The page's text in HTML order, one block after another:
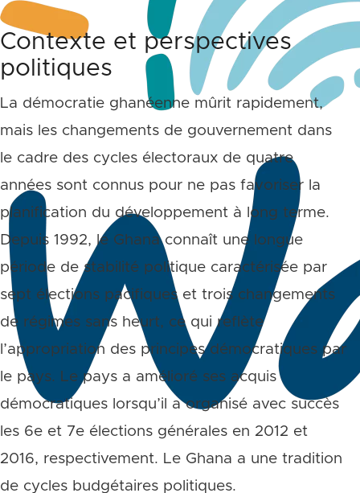
Contexte et perspectives
politiques
La démocratie ghanéenne mûrit rapidement,
mais les changements de gouvernement dans
le cadre des cycles électoraux de quatre
années sont connus pour ne pas favoriser la
planification du développement à long terme.
Depuis 1992, le Ghana connaît une longue
période de stabilité politique caractérisée par
sept élections pacifiques et trois changements
de régimes sans heurt, ce qui reflète
l’appropriation des principes démocratiques par
le pays. Le pays a amélioré ses acquis
démocratiques lorsqu’il a organisé avec succès
les 6e et 7e élections générales en 2012 et
2016, respectivement. Le Ghana a une tradition
de cycles budgétaires politiques.